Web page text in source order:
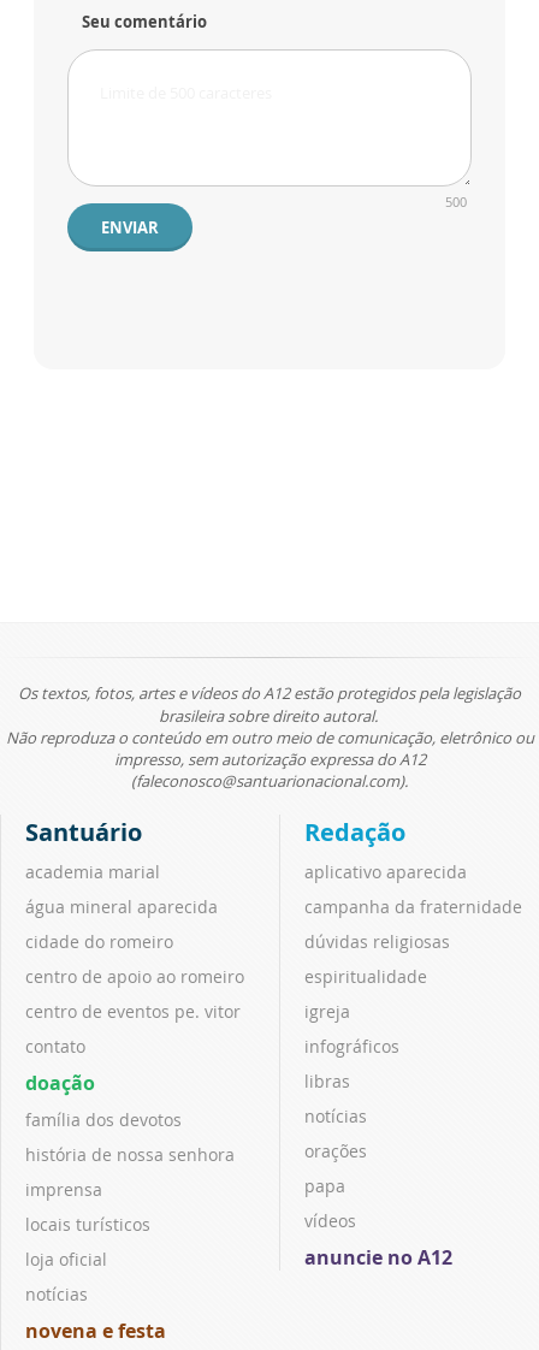
Seu comentário
500
ENVIAR
Os textos, fotos, artes e vídeos do A12 estão protegidos pela legislação
brasileira sobre direito autoral.
Não reproduza o conteúdo em outro meio de comunicação, eletrônico ou
impresso, sem autorização expressa do A12
(faleconosco@santuarionacional.com).
Santuário
academia marial
água mineral aparecida
cidade do romeiro
centro de apoio ao romeiro
centro de eventos pe. vitor
contato
doação
família dos devotos
história de nossa senhora
imprensa
locais turísticos
loja oficial
notícias
novena e festa
Redação
aplicativo aparecida
campanha da fraternidade
dúvidas religiosas
espiritualidade
igreja
infográficos
libras
notícias
orações
papa
vídeos
anuncie no A12